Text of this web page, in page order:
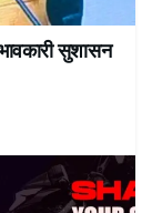
सुशासन